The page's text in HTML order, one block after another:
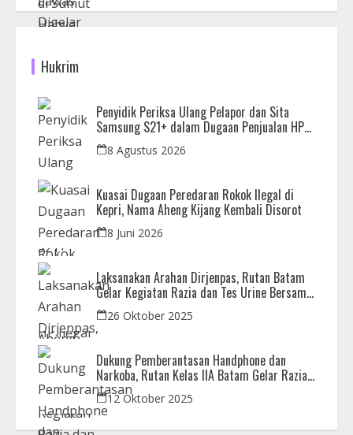
Hukrim
Penyidik Periksa Ulang Pelapor dan Sita
Samsung S21+ dalam Dugaan Penjualan HP
Ilegal di Nagoya Hill
8 Agustus 2026
Kuasai Dugaan Peredaran Rokok Ilegal di
Kepri, Nama Aheng Kijang Kembali Disorot
8 Juni 2026
Laksanakan Arahan Dirjenpas, Rutan Batam
Gelar Kegiatan Razia dan Tes Urine Bersama
APH26 Oktober 2025
Dukung Pemberantasan Handphone dan
Narkoba, Rutan Kelas IIA Batam Gelar Razia
Bersama Aparat Penegak Hukum
12 Oktober 2025